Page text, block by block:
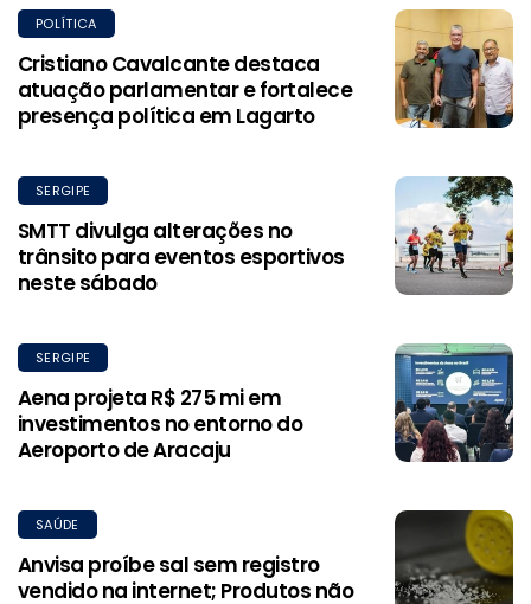
POLÍTICA
Cristiano Cavalcante destaca
atuação parlamentar e fortalece
presença política em Lagarto
SERGIPE
SMTT divulga alterações no
trânsito para eventos esportivos
neste sábado
SERGIPE
Aena projeta R$ 275 mi em
investimentos no entorno do
Aeroporto de Aracaju
SAÚDE
Anvisa proíbe sal sem registro
vendido na internet; Produtos não